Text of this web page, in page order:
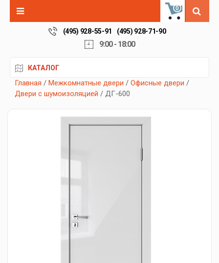
0
(495) 928-55-91 (495) 928-71-90
9:00 - 18:00
КАТАЛОГ
Главная / Межкомнатные двери / Офисные двери /
Двери с шумоизоляцией / ДГ-600